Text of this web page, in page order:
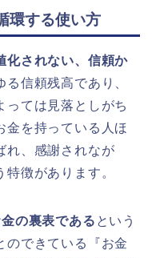
環する使い方
化されない、信頼か
る信頼残高であり、
っては見落としがち
金を持っている人ほ
れ、感謝されなが
徴があります。
の裏表である という
のできている『お金